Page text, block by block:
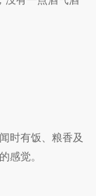
时有饭、粮香及
感觉。